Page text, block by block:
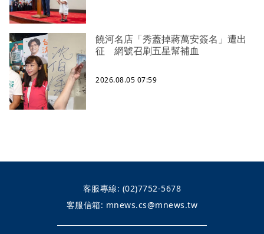
饒河名店「秀蓋掉蔣萬安簽名」遭出
征 網號召刷五星幫補血
2026.08.05 07:59
客服專線: (02)7752-5678
客服信箱: mnews.cs@mnews.tw